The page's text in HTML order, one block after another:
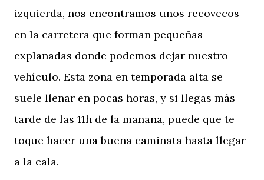
izquierda, nos encontramos unos recovecos
en la carretera que forman pequeñas
explanadas donde podemos dejar nuestro
vehículo. Esta zona en temporada alta se
suele llenar en pocas horas, y si llegas más
tarde de las 11h de la mañana, puede que te
toque hacer una buena caminata hasta llegar
a la cala.